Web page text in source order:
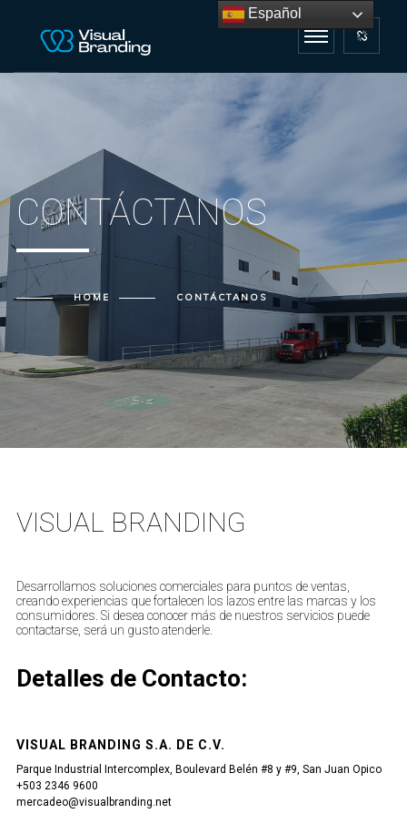
CONTÁCTANOS
HOME CONTÁCTANOS
VISUAL BRANDING
Desarrollamos soluciones comerciales para puntos de ventas,
creando experiencias que fortalecen los lazos entre las marcas y los
consumidores. Si desea conocer más de nuestros servicios puede
contactarse, será un gusto atenderle.
Detalles de Contacto:
VISUAL BRANDING S.A. DE C.V.
Parque Industrial Intercomplex, Boulevard Belén #8 y #9, San Juan Opico
+503 2346 9600
mercadeo@visualbranding.net
Español